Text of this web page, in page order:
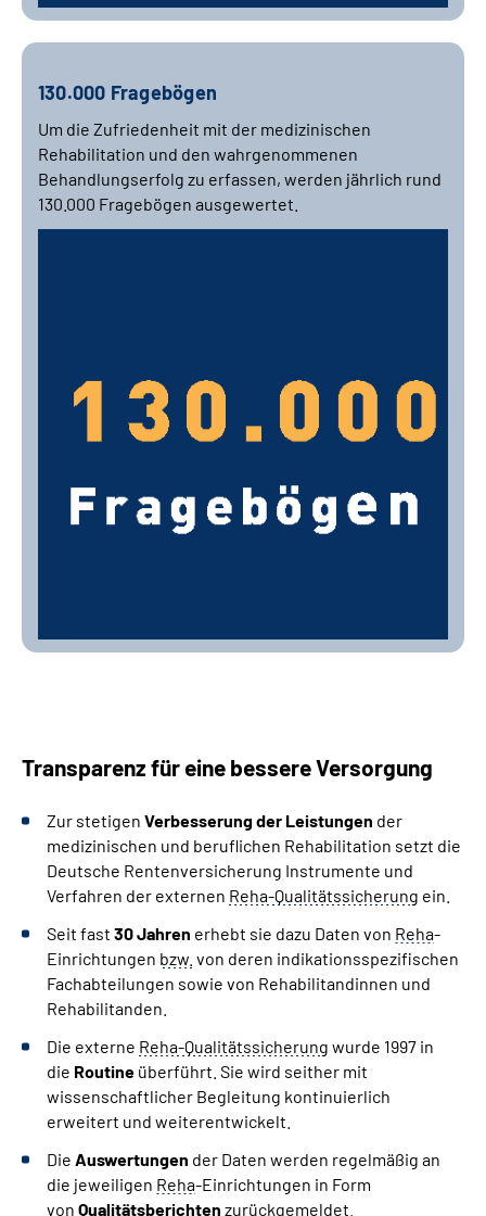
130.000 Fragebögen
Um die Zufriedenheit mit der medizinischen
Rehabilitation und den wahrgenommenen
Behandlungserfolg zu erfassen, werden jährlich rund
130.000 Fragebögen ausgewertet.
Transparenz für eine bessere Versorgung
Zur stetigen Verbesserung der Leistungen der
medizinischen und beruflichen Rehabilitation setzt die
Deutsche Rentenversicherung Instrumente und
Verfahren der externen Reha-Qualitätssicherung ein.
Seit fast 30 Jahren erhebt sie dazu Daten von Reha-
Einrichtungen bzw. von deren indikationsspezifischen
Fachabteilungen sowie von Rehabilitandinnen und
Rehabilitanden.
Die externe Reha-Qualitätssicherung wurde 1997 in
die Routine überführt. Sie wird seither mit
wissenschaftlicher Begleitung kontinuierlich
erweitert und weiterentwickelt.
Die Auswertungen der Daten werden regelmäßig an
die jeweiligen Reha-Einrichtungen in Form
von Qualitätsberichten zurückgemeldet.